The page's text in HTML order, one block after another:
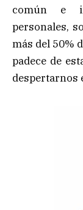
común e
personales,
más del 50%
padece de
despertarnos